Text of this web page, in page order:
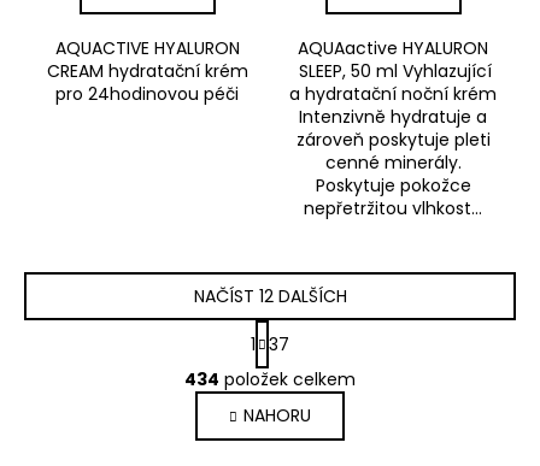
AQUACTIVE HYALURON
CREAM hydratační krém
pro 24hodinovou péči
AQUAactive HYALURON
SLEEP, 50 ml Vyhlazující
a hydratační noční krém
Intenzivně hydratuje a
zároveň poskytuje pleti
cenné minerály.
Poskytuje pokožce
nepřetržitou vlhkost...
O
v
l
á
NAČÍST 12 DALŠÍCH
S
t
r
á
n
k
1 37
434 položek celkem
NAHORU